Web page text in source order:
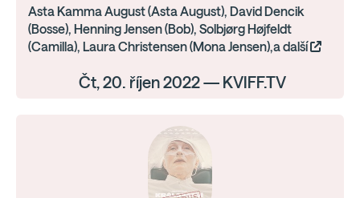
Asta Kamma August (Asta August), David Dencik
(Bosse), Henning Jensen (Bob), Solbjørg Højfeldt
(Camilla), Laura Christensen (Mona Jensen),a další
Čt, 20. říjen 2022 — KVIFF.TV